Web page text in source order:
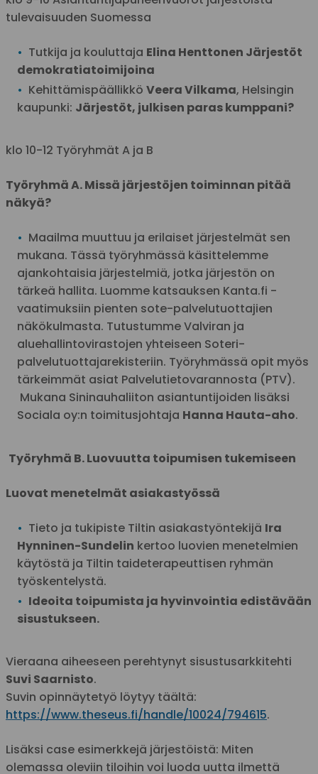
tulevaisuuden Suomessa
Tutkija ja kouluttaja Elina Henttonen Järjestöt
demokratiatoimijoina
Kehittämispäällikkö Veera Vilkama, Helsingin
kaupunki: Järjestöt, julkisen paras kumppani?
klo 10-12 Työryhmät A ja B
Työryhmä A. Missä järjestöjen toiminnan pitää
näkyä?
Maailma muuttuu ja erilaiset järjestelmät sen
mukana. Tässä työryhmässä käsittelemme
ajankohtaisia järjestelmiä, jotka järjestön on
tärkeä hallita. Luomme katsauksen Kanta.fi -
vaatimuksiin pienten sote-palvelutuottajien
näkökulmasta. Tutustumme Valviran ja
aluehallintovirastojen yhteiseen Soteri-
palvelutuottajarekisteriin. Työryhmässä opit myös
tärkeimmät asiat Palvelutietovarannosta (PTV).
Mukana Sininauhaliiton asiantuntijoiden lisäksi
Sociala oy:n toimitusjohtaja Hanna Hauta-aho.
Työryhmä B. Luovuutta toipumisen tukemiseen
Luovat menetelmät asiakastyössä
Tieto ja tukipiste Tiltin asiakastyöntekijä Ira
Hynninen-Sundelin kertoo luovien menetelmien
käytöstä ja Tiltin taideterapeuttisen ryhmän
työskentelystä.
Ideoita toipumista ja hyvinvointia edistävään
sisustukseen.
Vieraana aiheeseen perehtynyt sisustusarkkitehti
Suvi Saarnisto.
Suvin opinnäytetyö löytyy täältä:
https://www.theseus.fi/handle/10024/794615.
Lisäksi case esimerkkejä järjestöistä: Miten
olemassa oleviin tiloihin voi luoda uutta ilmettä